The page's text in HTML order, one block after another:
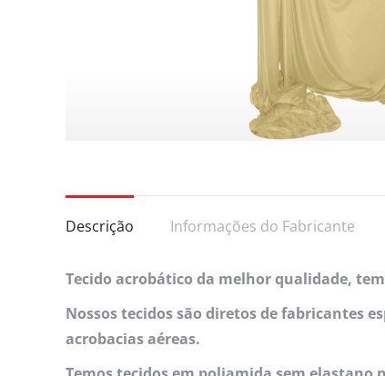
Descrição Informações do Fabricante
Tecido acrobático da melhor qualidade,
Nossos tecidos são diretos de fabricantes
acrobacias aéreas.